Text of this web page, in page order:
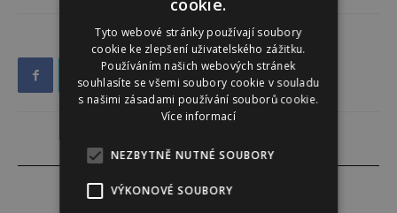
cookie.
Tyto webové stránky používají soubory
cookie ke zlepšení uživatelského zážitku.
Používáním našich webových stránek
souhlasíte se všemi soubory cookie v souladu
s našimi zásadami používání souborů cookie.
Více informací
NEZBYTNĚ NUTNÉ SOUBORY
VÝKONOVÉ SOUBORY